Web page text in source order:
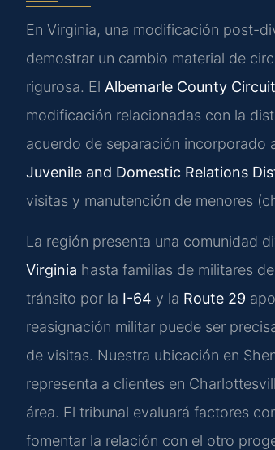
En Virginia, una modificación post-
demostrar un cambio material de
rigurosa. El Albemarle County
modificación relacionadas con la
acuerdo de separación incorporado
Juvenile and Domestic Relations
visitas y manutención de menores
La región presenta una comunidad
Virginia hasta familias de militares
tránsito por la I-64 y la Route 29
reasignación militar puede ser
de visitas. Nuestra ubicación en
representa a clientes en
área. El tribunal evaluará factores
fomentar la relación con el otro